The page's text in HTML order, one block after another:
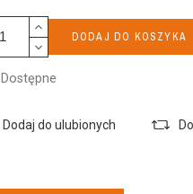
DODAJ DO KOSZYKA
Dostępne
Dodaj do ulubionych